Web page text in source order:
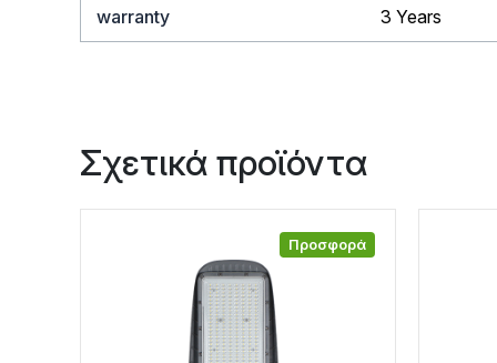
warranty 3 Years
Σχετικά προϊόντα
Προσφορά